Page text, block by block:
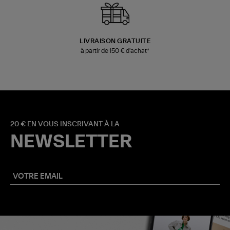
LIVRAISON GRATUITE
à partir de 150 € d'achat*
20 € EN VOUS INSCRIVANT À LA
NEWSLETTER